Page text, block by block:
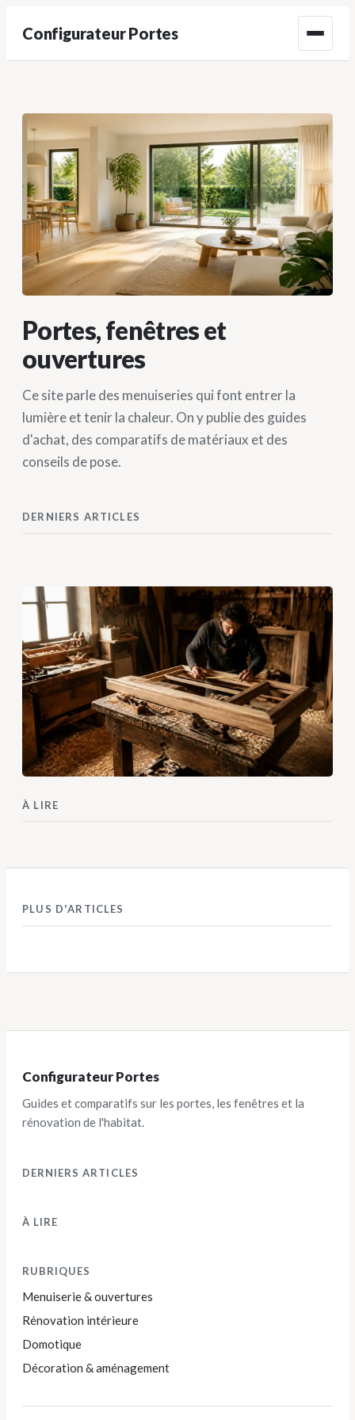
Configurateur Portes Menu
Portes, fenêtres et
ouvertures
Ce site parle des menuiseries qui font entrer la
lumière et tenir la chaleur. On y publie des guides
d'achat, des comparatifs de matériaux et des
conseils de pose.
DERNIERS ARTICLES
À LIRE
PLUS D'ARTICLES
Configurateur Portes
Guides et comparatifs sur les portes, les fenêtres et la
rénovation de l'habitat.
DERNIERS ARTICLES
À LIRE
RUBRIQUES
Menuiserie & ouvertures
Rénovation intérieure
Domotique
Décoration & aménagement